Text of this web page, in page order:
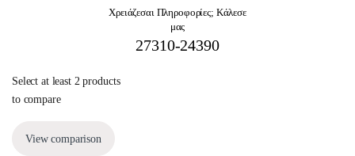
Χρειάζεσαι Πληροφορίες; Κάλεσε
μας
27310-24390
Select at least 2 products
to compare
View comparison